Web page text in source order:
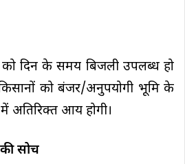
को दिन के समय बिजली उपलब्ध हो
को बंजर/अनुपयोगी भूमि के
आय होगी।
की सोच